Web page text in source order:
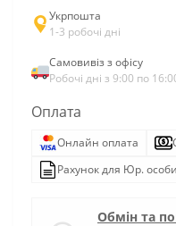
Укрпошта
1-3 робочі дні
Самовивіз з офісу
Робочі дні з 9:00 по
Оплата
Онлайн оплата
Рахунок для Юр. особи
Обмін та